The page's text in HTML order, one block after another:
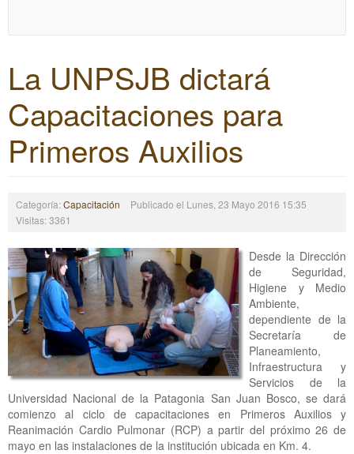
La UNPSJB dictará
Capacitaciones para
Primeros Auxilios
Categoría:Capacitación
Publicado el Lunes, 23 Mayo 2016 15:35
Visitas: 3361
Desde la Dirección
de Seguridad,
Higiene y Medio
Ambiente,
dependiente de la
Secretaría de
Planeamiento,
Infraestructura y
Servicios de la
Universidad Nacional de la Patagonia San Juan Bosco, se dará
comienzo al ciclo de capacitaciones en Primeros Auxilios y
Reanimación Cardio Pulmonar (RCP) a partir del próximo 26 de
mayo en las instalaciones de la institución ubicada en Km. 4.